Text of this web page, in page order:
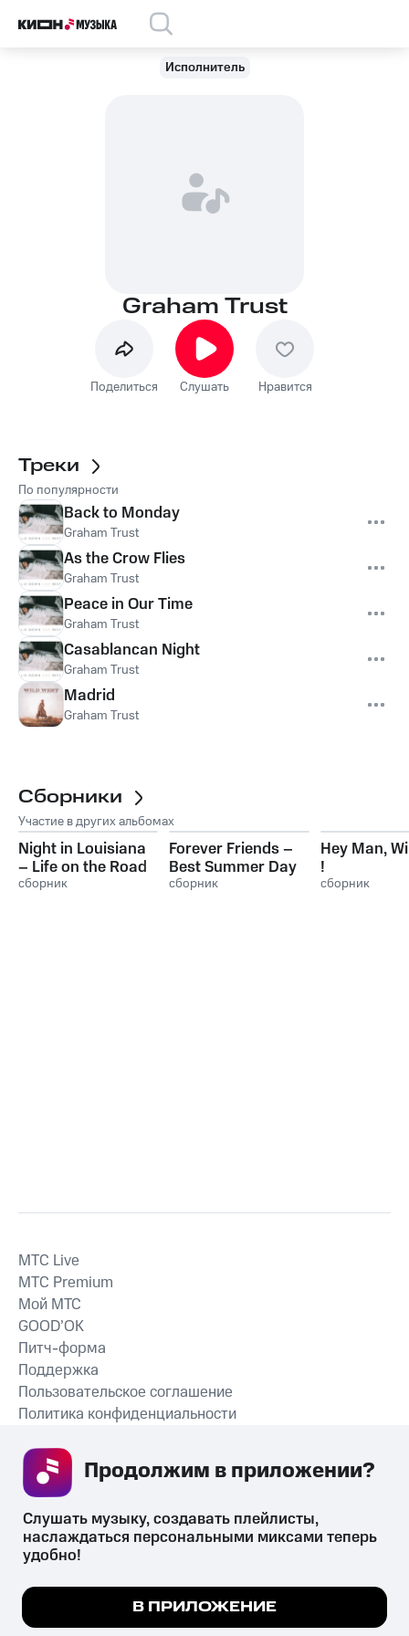
Исполнитель
Graham Trust
Поделиться Слушать Нравится
Треки
По популярности
Back to Monday
Graham Trust
As the Crow Flies
Graham Trust
Peace in Our Time
Graham Trust
Casablancan Night
Graham Trust
Madrid
Graham Trust
Сборники
Участие в других альбомах
Night in Louisiana
– Life on the Road
сборник
Forever Friends –
Best Summer Day
сборник
Hey Man,
!
сборник
СКАЧАТЬ ПРИЛОЖЕНИЕ
MTС Live
MTС Premium
Мой МТС
GOOD’OK
Питч-форма
Поддержка
Пользовательское соглашение
Политика конфиденциальности
психотропных веществ, их аналогов причиняет вред здоровью,
их незаконный оборот запрещён и влечёт установленную
законодательством ответственность.
Мы используем куки, чтобы на сайте все
Подробнее
Слушать музыку, создавать плейлисты,
наслаждаться персональными миксами теперь
удобно!
В ПРИЛОЖЕНИЕ